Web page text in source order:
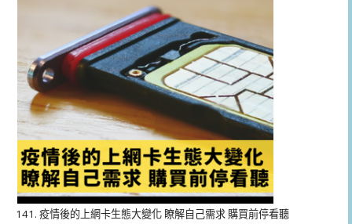
141. 疫情後的上網卡生態大變化 瞭解自己需求 購買前停看聽